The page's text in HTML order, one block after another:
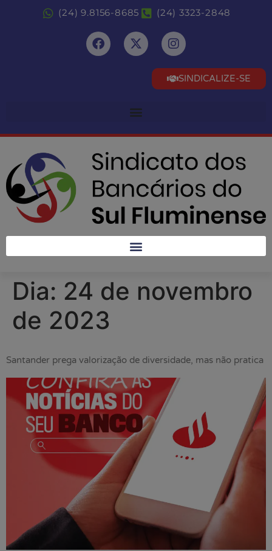
(24) 9.8156-8685 (24) 3323-2848
SINDICALIZE-SE
Dia: 24 de novembro
de 2023
Santander prega valorização de diversidade, mas não pratica